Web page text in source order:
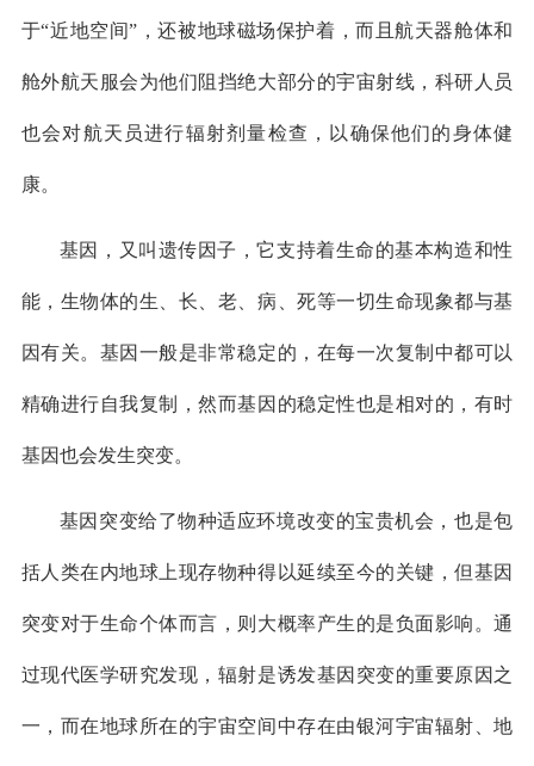
于“近地空间”，还被地球磁场保护着，而且航天器舱体和
舱外航天服会为他们阻挡绝大部分的宇宙射线，科研人员
也会对航天员进行辐射剂量检查，以确保他们的身体健
康。
基因，又叫遗传因子，它支持着生命的基本构造和性
能，生物体的生、长、老、病、死等一切生命现象都与基
因有关。基因一般是非常稳定的，在每一次复制中都可以
精确进行自我复制，然而基因的稳定性也是相对的，有时
基因也会发生突变。
基因突变给了物种适应环境改变的宝贵机会，也是包
括人类在内地球上现存物种得以延续至今的关键，但基因
突变对于生命个体而言，则大概率产生的是负面影响。通
过现代医学研究发现，辐射是诱发基因突变的重要原因之
一，而在地球所在的宇宙空间中存在由银河宇宙辐射、地